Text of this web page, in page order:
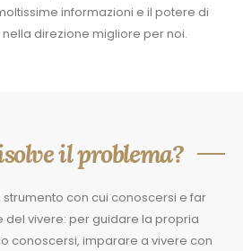
informazioni e il potere di
direzione migliore per noi.
il problema?
con cui conoscersi e far
vivere: per guidare la propria
conoscersi, imparare a vivere con